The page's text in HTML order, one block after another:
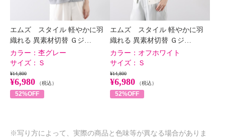
エムズ スタイル 軽やかに羽
織れる 異素材切替 Ｇジ…
カラー： 杢グレー
サイズ： Ｓ
¥14,800
¥6,980 （税込）
52%OFF
エムズ スタイル 軽やかに羽
織れる 異素材切替 Ｇジ…
カラー： オフホワイト
サイズ： Ｓ
¥14,800
¥6,980 （税込）
52%OFF
※写り方によって、実際の商品と色味等が異なる場合がありま